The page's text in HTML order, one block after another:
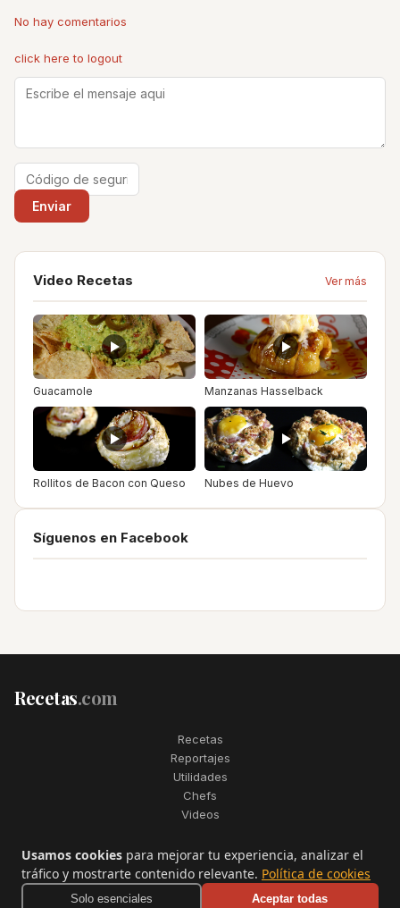
No hay comentarios
click here to logout
Video Recetas Ver más
Guacamole Manzanas Hasselback
Rollitos de Bacon con Queso Nubes de Huevo
Síguenos en Facebook
Recetas.com
Recetas
Reportajes
Utilidades
Chefs
Videos
2006–2026. Todos los derechos reservados. Recetas.com es una
marca registrada de Telfo Networks S.L.
Aviso legal·Condiciones de uso·Contactar
Usamos cookies para mejorar tu experiencia, analizar el
tráfico y mostrarte contenido relevante. Política de cookies
Solo esenciales Aceptar todas